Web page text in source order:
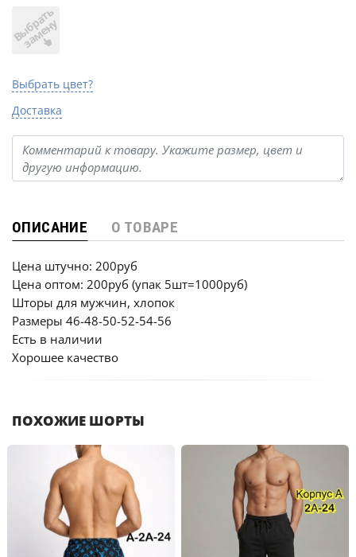
В
ы
б
р
а
т
ь
з
а
м
е
н
у
Выбрать цвет?
Доставка
ОПИСАНИЕ О ТОВАРЕ
Цена штучно: 200руб
Цена оптом: 200руб (упак 5шт=1000руб)
Шторы для мужчин, хлопок
Размеры 46-48-50-52-54-56
Есть в наличии
Хорошее качество
ПОХОЖИЕ ШОРТЫ